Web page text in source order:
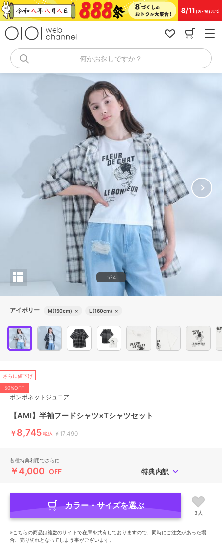
コ
ン
キ
何かお探しですか？
1/24
アイボリー M(150cm) × L(160cm) ×
さらに値下げ
50%OFF
ポンポネットジュニア
【AMI】半袖フードシャツ×Tシャツセット
￥8,745税込 ￥17,490
各種特典利用でさらに
￥4,000 OFF 特典内訳
カラー・サイズを選ぶ
3人
※こちらの商品は複数のサイトで在庫を共有しておりますので、同時にご注文があった場
合、売り切れとなってしまう事がございます。